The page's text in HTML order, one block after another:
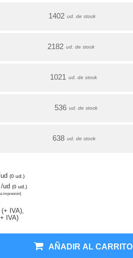
1402 ud. de stock
2182 ud. de stock
1021 ud. de stock
536 ud. de stock
638 ud. de stock
(0 ud.)
/ud (0 ud.)
impresión)
IVA),
IVA)
AÑADIR AL CARRITO